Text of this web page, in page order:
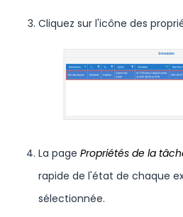
Cliquez sur l'icône des
La page Propriétés de la
rapide de l'état de chaque
sélectionnée.